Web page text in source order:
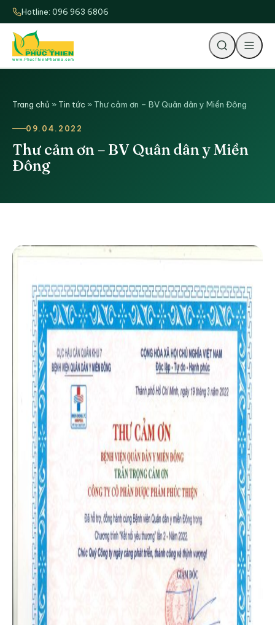
Hotline: 096 963 6806
Trang chủ » Tin tức » Thư cảm ơn – BV Quân dân y Miền Đông
09.04.2022
Thư cảm ơn – BV Quân dân y Miền
Đông